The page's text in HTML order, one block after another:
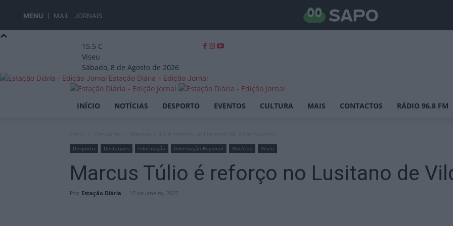
MENU MAIL JORNAIS
15.5 C
Viseu
Sábado, 8 de Agosto de 2026
Estação Diária – Edição Jornal
INÍCIO NOTÍCIAS DESPORTO EVENTOS CULTURA MAIS CONTACTOS RÁDIO 96.8 FM
Desporto Destaques Informação Informação Regional Notícias Viseu
Marcus Túlio é reforço no Lusitano de
Por Estação Diária - 15 de Janeiro, 2022